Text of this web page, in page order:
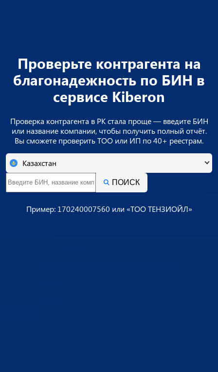
Проверьте контрагента на
благонадежность по БИН в
сервисе Kiberon
Проверка контрагента в РК стала проще — введите БИН
или название компании, чтобы получить полный отчёт.
Вы сможете проверить ТОО или ИП по 40+ реестрам.
Казахстан
ПОИСК
Пример: 170240007560 или «ТОО ТЕНЗИОЙЛ»